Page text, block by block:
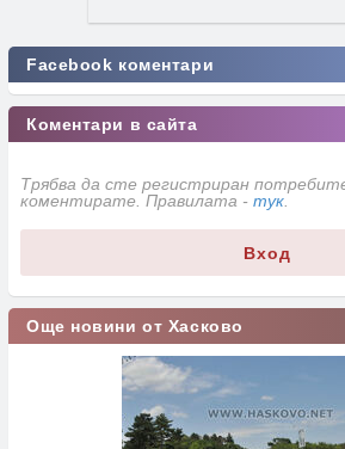
Facebook коментари
Коментари в сайта
Трябва да сте регистриран
коментирате. Правилата - тук
Вход
Още новини от Хасково